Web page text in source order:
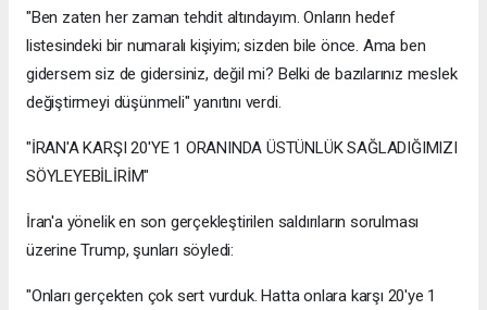
"Ben zaten her zaman tehdit altındayım. Onların hedef
listesindeki bir numaralı kişiyim; sizden bile önce. Ama ben
gidersem siz de gidersiniz, değil mi? Belki de bazılarınız meslek
değiştirmeyi düşünmeli" yanıtını verdi.
"İRAN'A KARŞI 20'YE 1 ORANINDA ÜSTÜNLÜK SAĞLADIĞIMIZI
SÖYLEYEBİLİRİM"
İran'a yönelik en son gerçekleştirilen saldırıların sorulması
üzerine Trump, şunları söyledi:
"Onları gerçekten çok sert vurduk. Hatta onlara karşı 20'ye 1